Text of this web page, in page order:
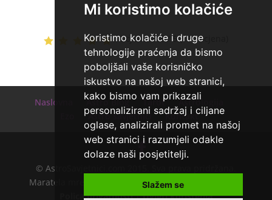
Mi koristimo kolačiće
Koristimo kolačiće i druge
tehnologije praćenja da bismo
poboljšali vaše korisničko
iskustvo na našoj web stranici,
kako bismo vam prikazali
personalizirani sadržaj i ciljane
oglase, analizirali promet na našoj
web stranici i razumjeli odakle
dolaze naši posjetitelji.
Slažem se
Ocjena: 4.5 / 5 (164 ocjena)
Naslovna Astro Blog Tarot
Astrologija
Astro savjetnici Kontakt
© AstroSavjetnici.com 2015. Sva prava pridržana.
Maratela mreže d.o.o. - 072700700 - +18 |
Polica privatnosti|Uvjeti korištenja